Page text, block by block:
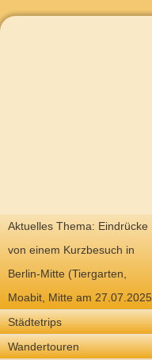
Aktuelles Thema: Eindrücke
von einem Kurzbesuch in
Berlin-Mitte (Tiergarten,
Moabit, Mitte am 27.07.2025
Städtetrips
Wandertouren